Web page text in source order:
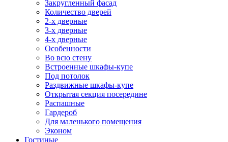
Закругленный фасад
Количество дверей
2-х дверные
3-х дверные
4-х дверные
Особенности
Во всю стену
Встроенные шкафы-купе
Под потолок
Раздвижные шкафы-купе
Открытая секция посередине
Распашные
Гардероб
Для маленького помещения
Эконом
Гостиные